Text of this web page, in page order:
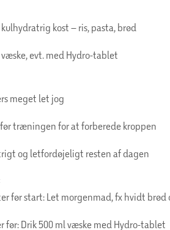
kost – ris, pasta, brød
evt. med Hydro-tablet
meget let jog
træningen for at forberede kroppen
og letfordøjeligt resten af dagen
før start: Let morgenmad, fx hvidt brød
før: Drik 500 ml væske med Hydro-tablet